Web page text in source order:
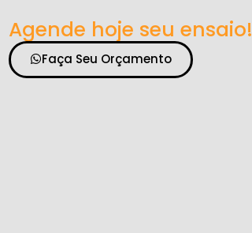
Agende hoje seu ensaio!
Faça Seu Orçamento